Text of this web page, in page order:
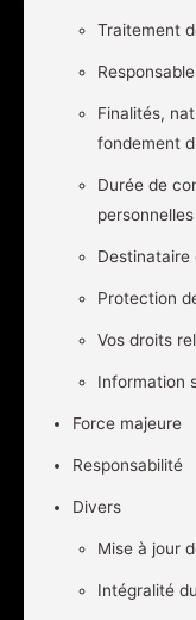
Traitement
Finalités,
fondement
Durée de
personnelles
Destinataire
Protection
Vos droits
Information
Force majeure
Responsabilité
Divers
Mise à jour
Intégralité